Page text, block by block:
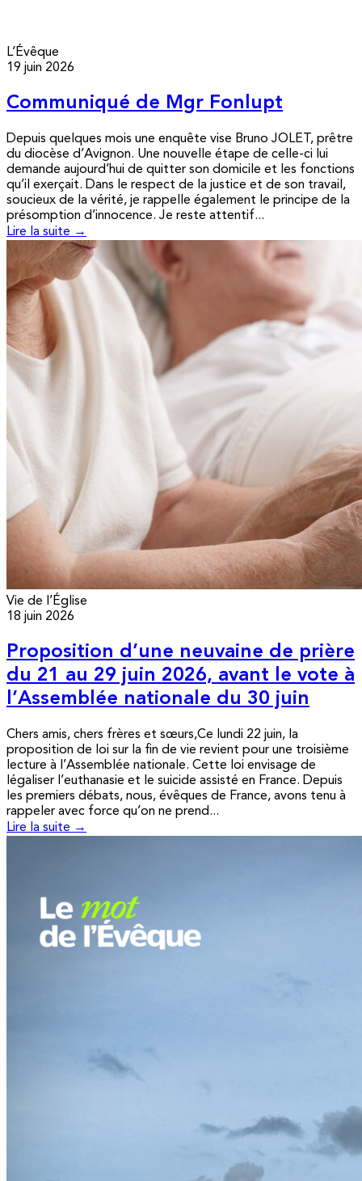
L’Évêque
19 juin 2026
Communiqué de Mgr Fonlupt
Depuis quelques mois une enquête vise Bruno JOLET, prêtre
du diocèse d’Avignon. Une nouvelle étape de celle-ci lui
demande aujourd’hui de quitter son domicile et les fonctions
qu’il exerçait. Dans le respect de la justice et de son travail,
soucieux de la vérité, je rappelle également le principe de la
présomption d’innocence. Je reste attentif...
Lire la suite →
Vie de l’Église
18 juin 2026
Proposition d’une neuvaine de prière
du 21 au 29 juin 2026, avant le vote à
l’Assemblée nationale du 30 juin
Chers amis, chers frères et sœurs,Ce lundi 22 juin, la
proposition de loi sur la fin de vie revient pour une troisième
lecture à l’Assemblée nationale. Cette loi envisage de
légaliser l’euthanasie et le suicide assisté en France. Depuis
les premiers débats, nous, évêques de France, avons tenu à
rappeler avec force qu’on ne prend...
Lire la suite →